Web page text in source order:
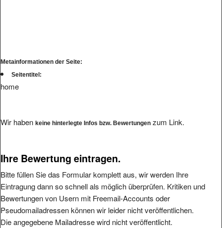
Metainformationen der Seite:
Seitentitel:
home
Wir haben keine hinterlegte Infos bzw. Bewertungen zum Link.
Ihre Bewertung eintragen.
Bitte füllen Sie das Formular komplett aus, wir werden Ihre
Eintragung dann so schnell als möglich überprüfen. Kritiken und
Bewertungen von Usern mit Freemail-Accounts oder
Pseudomailadressen können wir leider nicht veröffentlichen.
Die angegebene Mailadresse wird nicht veröffentlicht.